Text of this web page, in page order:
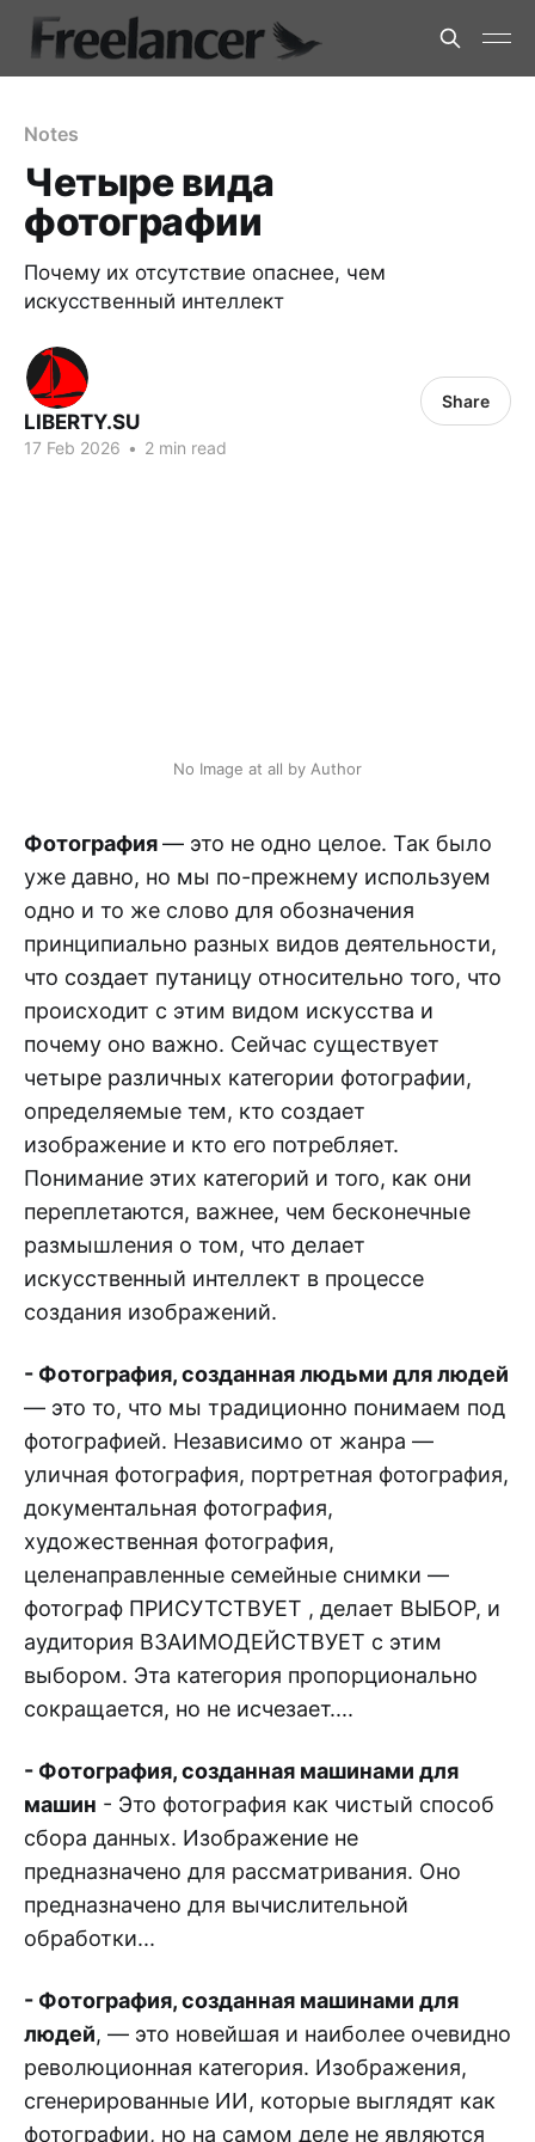
Notes
Четыре вида
фотографии
Почему их отсутствие опаснее, чем
искусственный интеллект
LIBERTY.SU
17 Feb 2026 • 2 min read
Share
No Image at all by Author
Фотография— это не одно целое. Так было
уже давно, но мы по-прежнему используем
одно и то же слово для обозначения
принципиально разных видов деятельности,
что создает путаницу относительно того, что
происходит с этим видом искусства и
почему оно важно. Сейчас существует
четыре различных категории фотографии,
определяемые тем, кто создает
изображение и кто его потребляет.
Понимание этих категорий и того, как они
переплетаются, важнее, чем бесконечные
размышления о том, что делает
искусственный интеллект в процессе
создания изображений.
- Фотография, созданная людьми для людей
— это то, что мы традиционно понимаем под
фотографией. Независимо от жанра —
уличная фотография, портретная фотография,
документальная фотография,
художественная фотография,
целенаправленные семейные снимки —
фотограф ПРИСУТСТВУЕТ , делает ВЫБОР, и
аудитория ВЗАИМОДЕЙСТВУЕТ с этим
выбором. Эта категория пропорционально
сокращается, но не исчезает....
- Фотография, созданная машинами для
машин - Это фотография как чистый способ
сбора данных. Изображение не
предназначено для рассматривания. Оно
предназначено для вычислительной
обработки...
- Фотография, созданная машинами для
людей, — это новейшая и наиболее очевидно
революционная категория. Изображения,
сгенерированные ИИ, которые выглядят как
фотографии, но на самом деле не являются